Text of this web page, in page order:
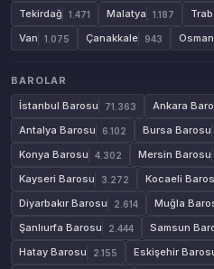
Tekirdağ 1.471 Malatya 1.187
Van 1.075 Çanakkale 943
BAROLAR
İstanbul Barosu
71.363 Ankara
Antalya Barosu 6.102 Bursa Barosu
Konya Barosu 4.302 Mersin Barosu
Kayseri Barosu 3.272 Kocaeli
Diyarbakır Barosu 2.614 Muğla
Şanlıurfa Barosu 2.444 Samsun
Hatay Barosu 2.155 Eskişehir